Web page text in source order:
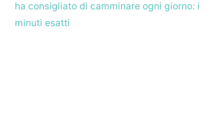
ha consigliato di camminare ogni giorno: i
minuti esatti